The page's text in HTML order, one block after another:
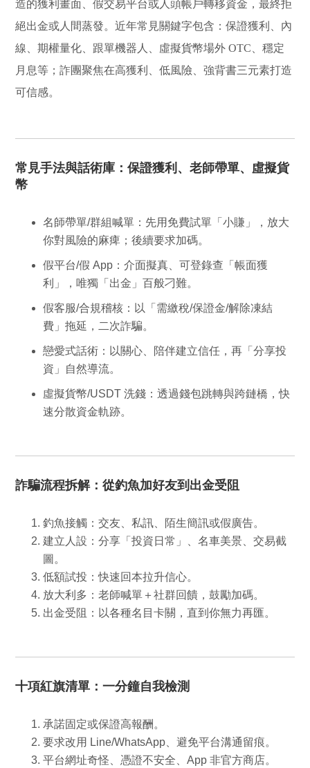
造的獲利畫面、假交易平台或人頭帳戶轉移資金，最終拒
絕出金或人間蒸發。近年常見關鍵字包含：保證獲利、內
線、期權量化、跟單機器人、虛擬貨幣場外 OTC、穩定
月息等；詐團聚焦在高獲利、低風險、強背書三元素打造
可信感。
常見手法與話術庫：保證獲利、老師帶單、虛擬貨
幣
名師帶單/群組喊單 ：先用免費試單「小賺」，放大
你對風險的麻痺；後續要求加碼。
假平台/假 App ：介面擬真、可登錄查「帳面獲
利」，唯獨「出金」百般刁難。
假客服/合規稽核 ：以「需繳稅/保證金/解除凍結
費」拖延，二次詐騙。
戀愛式話術 ：以關心、陪伴建立信任，再「分享投
資」自然導流。
虛擬貨幣/USDT 洗錢 ：透過錢包跳轉與跨鏈橋，快
速分散資金軌跡。
詐騙流程拆解：從釣魚加好友到出金受阻
釣魚接觸 ：交友、私訊、陌生簡訊或假廣告。
建立人設 ：分享「投資日常」、名車美景、交易截
圖。
低額試投 ：快速回本拉升信心。
放大利多 ：老師喊單＋社群回饋，鼓勵加碼。
出金受阻 ：以各種名目卡關，直到你無力再匯。
十項紅旗清單：一分鐘自我檢測
承諾固定或保證高報酬。
要求改用 Line/WhatsApp、避免平台溝通留痕。
平台網址奇怪、憑證不安全、App 非官方商店。